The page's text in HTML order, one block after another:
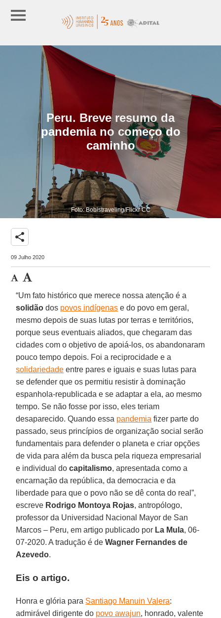
Peru. Breve resumo da
pandemia no começo do
caminho
Foto: Bobistraveling/Flickr CC
share
09 Julho 2020
“Um fato histórico que merece nossa atenção é a
solidão dos povos indígenas e do povo em geral,
mesmo depois de suas lutas por terras e territórios,
porque seus eventuais aliados, que chegaram das
cidades com o objetivo de apoiá-los, os abandonaram
pouco tempo depois. Foi a reciprocidade e a
solidariedade entre pares e iguais e suas lutas para
se defender que os permitiu resistir à dominação
espanhola-republicada e se adaptar a ela, ao mesmo
tempo. Se não fosse por isso, eles teriam
desaparecido. Quando essa pandemia fizer parte do
passado, seus princípios de organização social serão
fundamentais para defender o planeta e criar opções
de vida para além da busca pela riqueza empresarial
e individual docapitalismo, apresentada como a
encarnação da república, da democracia e da
liberdade para que o povo não se dê conta do real”,
escreve Rodrigo Montoya Rojas, antropólogo,
professor da Universidad Nacional Mayor de San
Marcos – Peru, em artigo publicado por La Mula, 06-
07-2020. A tradução é deWagner Fernandes de
Azevedo.
Eis o artigo.
Honra e glória para Santiago Manuin Valera:
admirável dirigente do povo awajun, honrado, valente